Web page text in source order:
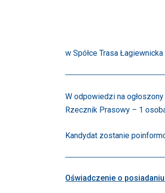
w Spółce Trasa
W odpowiedzi na
Rzecznik Prasowy – 1
Kandydat zostanie
Oświadczenie o